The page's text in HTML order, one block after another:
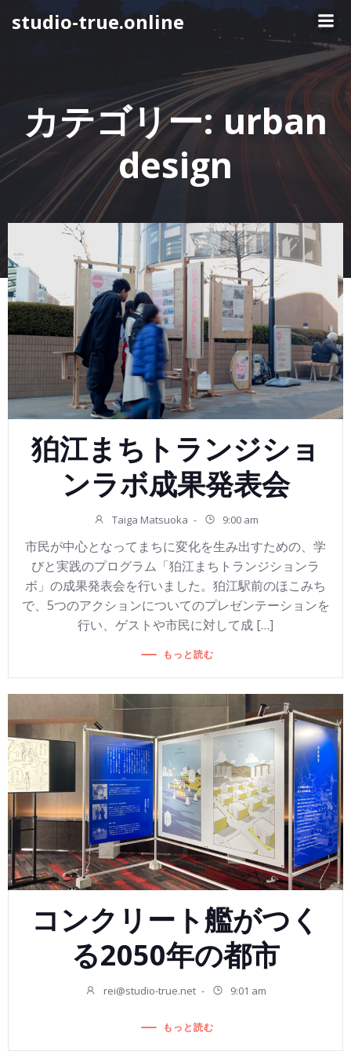
ン
ツ
へ
ス
ッ
プ
studio-true.online
カテゴリー: urban
design
狛江まちトランジショ
ンラボ成果発表会
Taiga Matsuoka - 9:00 am
市民が中心となってまちに変化を生み出すための、学
びと実践のプログラム「狛江まちトランジションラ
ボ」の成果発表会を行いました。狛江駅前のほこみち
で、5つのアクションについてのプレゼンテーションを
行い、ゲストや市民に対して成 […]
もっと読む
コンクリート艦がつく
る2050年の都市
rei@studio-true.net - 9:01 am
もっと読む